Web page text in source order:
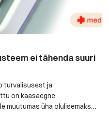
ei tähenda suuri
turvalisusest ja
on kaasaegne
muutumas üha olulisemaks